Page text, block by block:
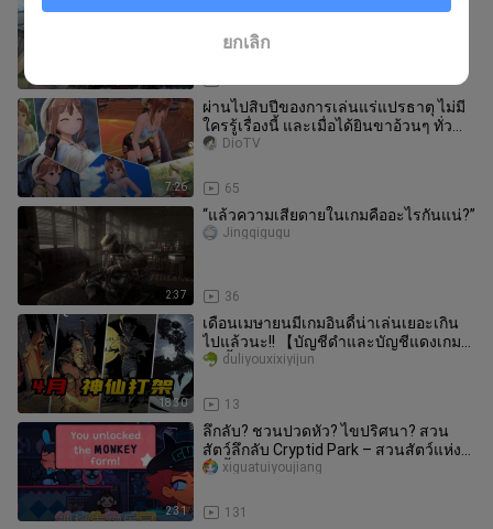
【kamichichi หรือที่รู้จักในชื่อ “Shenru
She”】ผลงานใหม่ คงไว้ซึ่งคว
liuyingxiaojuchang
7:26
ผ่านไปสิบปีของการเล่นแร่แปรธาตุ ไม่มี
ใครรู้เรื่องนี้ และเมื่อได้ยินขาอ้วนๆ ทั่ว
โลก! คำแนะนำการประเมิ
65
DioTV
2:37
“แล้วความเสียดายในเกมคืออะไรกันแน่?”
36
Jingqigugu
18:30
เดือนเมษายนมีเกมอินดี้น่าเล่นเยอะเกิน
ไปแล้วนะ!! 【บัญชีดำและบัญชีแดงเกม
อินดี้เดือนเมษายน】
13
duliyouxixiyijun
2:31
ลึกลับ? ชวนปวดหัว? ไขปริศนา? สวน
สัตว์ลึกลับ Cryptid Park – สวนสัตว์แห่ง
สิ่งลี้ลับ รอคุณมาท้าทายอยู่!
131
xiguatuiyoujiang
ยกเลิก